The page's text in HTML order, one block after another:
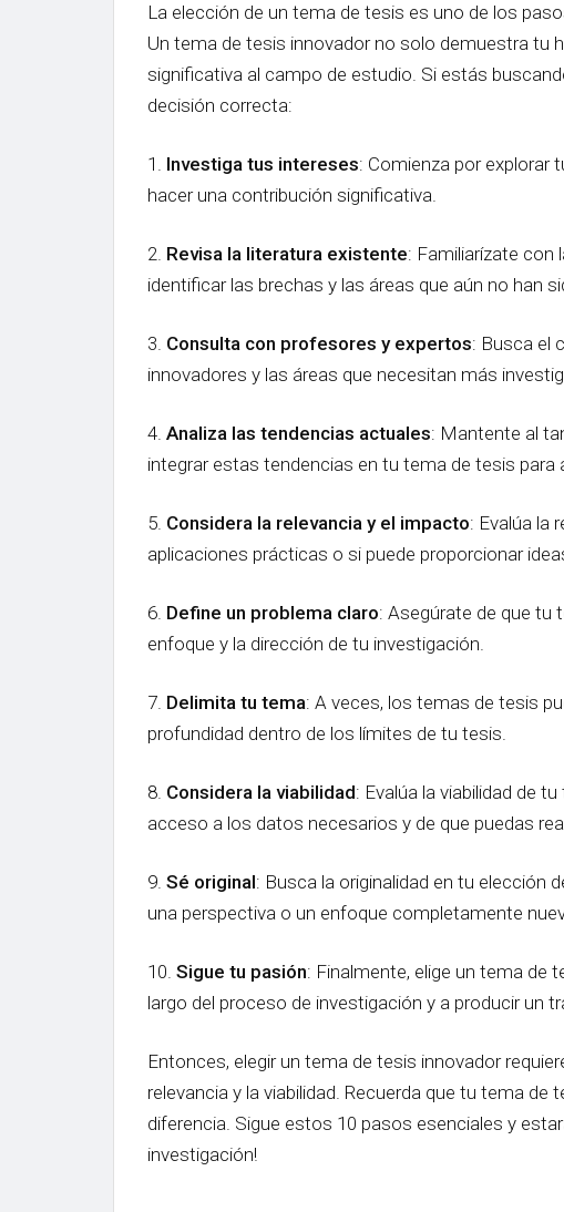
La elección de un tema de tesis es uno de los
Un tema de tesis innovador no solo demuestra tu
significativa al campo de estudio. Si estás
decisión correcta:
1. Investiga tus intereses: Comienza por explorar
hacer una contribución significativa.
2. Revisa la literatura existente: Familiarízate con
identificar las brechas y las áreas que aún no han
3. Consulta con profesores y expertos: Busca el
innovadores y las áreas que necesitan más
4. Analiza las tendencias actuales: Mantente al
integrar estas tendencias en tu tema de tesis para
5. Considera la relevancia y el impacto: Evalúa la
aplicaciones prácticas o si puede proporcionar
6. Define un problema claro: Asegúrate de que tu
enfoque y la dirección de tu investigación.
7. Delimita tu tema: A veces, los temas de tesis
profundidad dentro de los límites de tu tesis.
8. Considera la viabilidad: Evalúa la viabilidad de
acceso a los datos necesarios y de que puedas
9. Sé original: Busca la originalidad en tu elección
una perspectiva o un enfoque completamente
10. Sigue tu pasión: Finalmente, elige un tema de
largo del proceso de investigación y a producir un
Entonces, elegir un tema de tesis innovador
relevancia y la viabilidad. Recuerda que tu tema
diferencia. Sigue estos 10 pasos esenciales y
investigación!